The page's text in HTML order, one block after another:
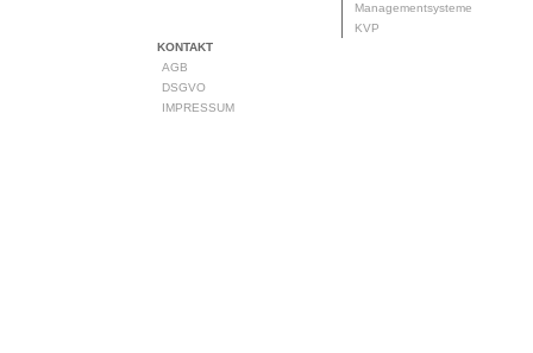
Managementsysteme
KVP
KONTAKT
AGB
DSGVO
IMPRESSUM